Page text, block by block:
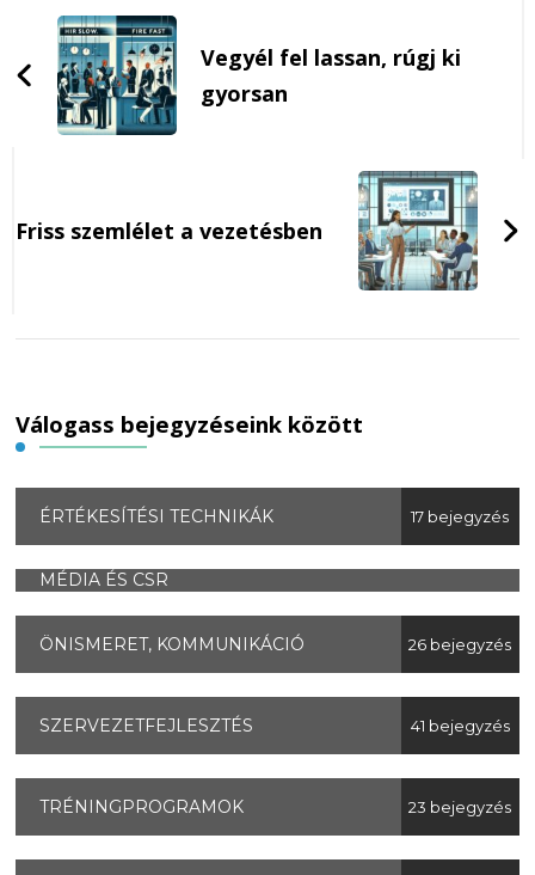
Navigation
Vegyél fel lassan, rúgj ki
gyorsan
Friss szemlélet a vezetésben
Válogass bejegyzéseink között
ÉRTÉKESÍTÉSI TECHNIKÁK 17 bejegyzés
MÉDIA ÉS CSR
ÖNISMERET, KOMMUNIKÁCIÓ 26 bejegyzés
SZERVEZETFEJLESZTÉS 41 bejegyzés
TRÉNINGPROGRAMOK 23 bejegyzés